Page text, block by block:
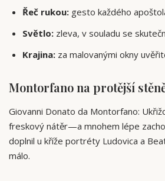
Řeč rukou:gesto každého
Světlo:zleva, v souladu se
Krajina:za malovanými okny
Montorfano na protější
Giovanni Donato da Montorfano:
freskový nátěr—a mnohem lépe
doplnil u kříže portréty Ludovica a
málo.